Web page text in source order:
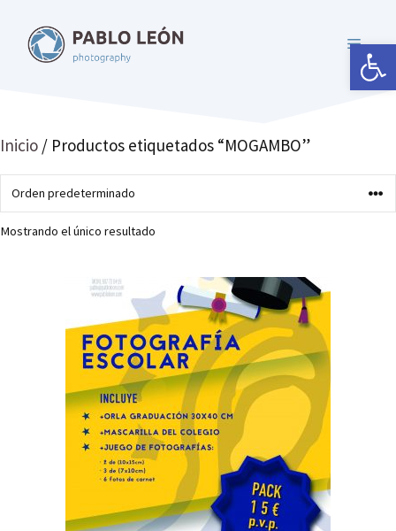
Abrir
contenido
MENÚ
Inicio / Productos etiquetados “MOGAMBO”
Mostrando el único resultado